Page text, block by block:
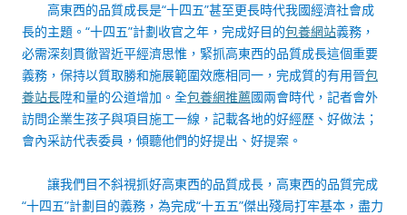
高東西的品質成長是“十四五”甚至更長時代我國經濟社會成
長的主題。“十四五”計劃收官之年，完成好目的包養網站義務，
必需深刻貫徹習近平經濟思惟，緊抓高東西的品質成長這個重要
義務，保持以質取勝和施展範圍效應相同一，完成質的有用晉包
養站長陞和量的公道增加。全包養網推薦國兩會時代，記者會外
訪問企業生孩子與項目施工一線，記載各地的好經歷、好做法；
會內采訪代表委員，傾聽他們的好提出、好提案。
讓我們目不斜視抓好高東西的品質成長，高東西的品質完成
“十四五”計劃目的義務，為完成“十五五”傑出殘局打牢基本，盡力